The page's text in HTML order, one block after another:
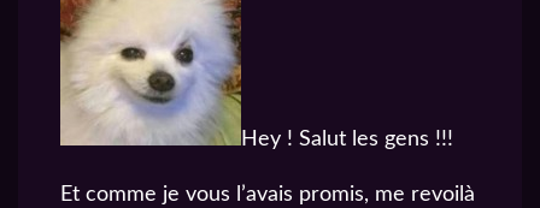
Hey ! Salut les gens !!!
Et comme je vous l’avais promis, me revoilà